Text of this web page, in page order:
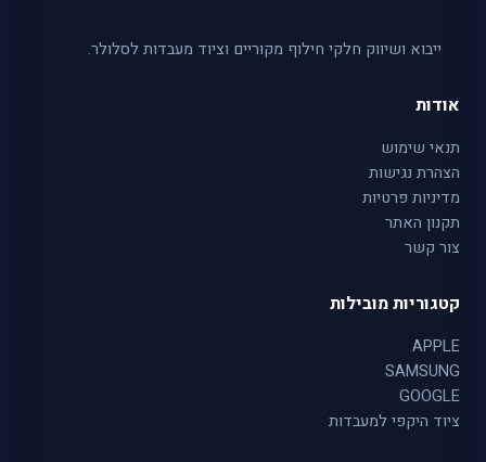
ייבוא ושיווק חלקי חילוף מקוריים וציוד מעבדות לסלולר.
אודות
תנאי שימוש
הצהרת נגישות
מדיניות פרטיות
תקנון האתר
צור קשר
קטגוריות מובילות
APPLE
SAMSUNG
GOOGLE
ציוד היקפי למעבדות